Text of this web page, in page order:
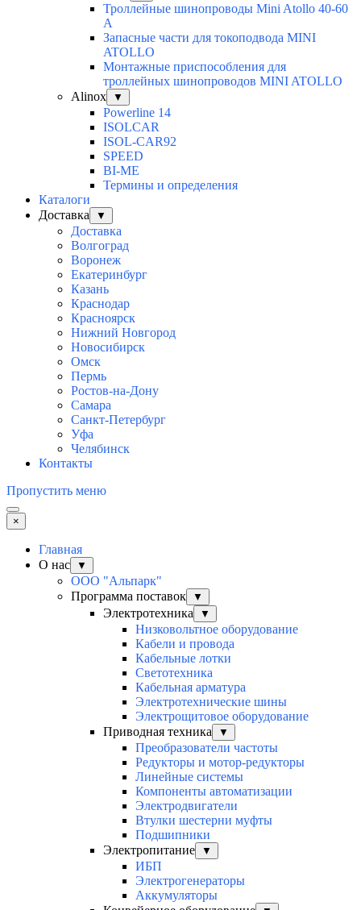
Троллейные шинопроводы Mini Atollo 40-60
А
Запасные части для токоподвода MINI
ATOLLO
Монтажные приспособления для
троллейных шинопроводов MINI ATOLLO
Alinox
▼
Powerline 14
ISOLCAR
ISOL-CAR92
SPEED
BI-ME
Термины и определения
Каталоги
Доставка
▼
Доставка
Волгоград
Воронеж
Екатеринбург
Казань
Краснодар
Красноярск
Нижний Новгород
Новосибирск
Омск
Пермь
Ростов-на-Дону
Самара
Санкт-Петербург
Уфа
Челябинск
Контакты
Пропустить меню
×
Главная
О нас
▼
ООО "Альпарк"
Программа поставок
▼
Электротехника ▼
Низковольтное оборудование
Кабели и провода
Кабельные лотки
Светотехника
Кабельная арматура
Электротехнические шины
Электрощитовое оборудование
Приводная техника
▼
Преобразователи частоты
Редукторы и мотор-редукторы
Линейные системы
Компоненты автоматизации
Электродвигатели
Втулки шестерни муфты
Подшипники
Электропитание
▼
ИБП
Электрогенераторы
Аккумуляторы